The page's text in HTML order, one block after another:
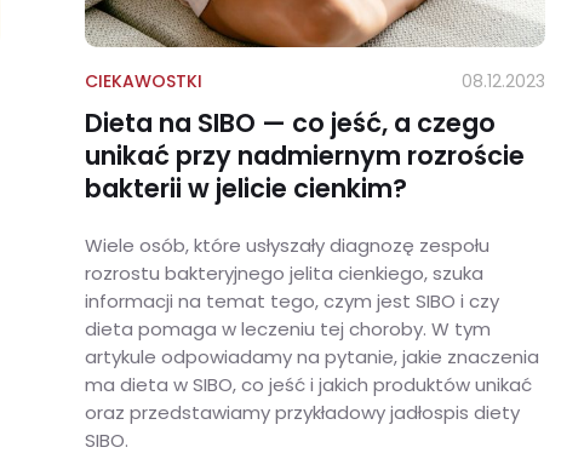
CIEKAWOSTKI 08.12.2023
Dieta na SIBO — co jeść, a czego
unikać przy nadmiernym rozroście
bakterii w jelicie cienkim?
Wiele osób, które usłyszały diagnozę zespołu
rozrostu bakteryjnego jelita cienkiego, szuka
informacji na temat tego, czym jest SIBO i czy
dieta pomaga w leczeniu tej choroby. W tym
artykule odpowiadamy na pytanie, jakie znaczenia
ma dieta w SIBO, co jeść i jakich produktów unikać
oraz przedstawiamy przykładowy jadłospis diety
SIBO.